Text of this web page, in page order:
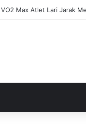
Tubuh, dan Emosi